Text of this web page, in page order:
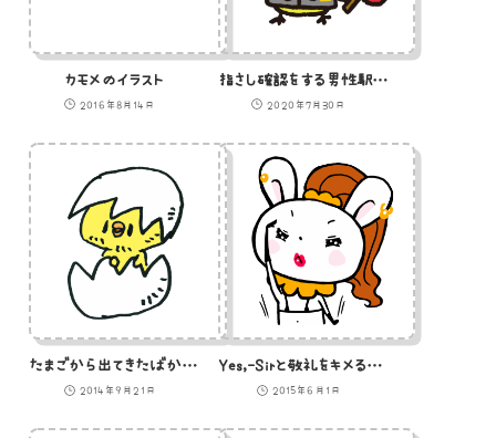
カモメのイラスト
2016年8月14日
指さし確認をする男性駅員のひよこのイラスト
2020年7月30日
たまごから出てきたばかりのひよこのイラスト
2014年9月21日
Yes,-Sirと敬礼をキメる軽そうなうさぎのイラスト
2015年6月1日